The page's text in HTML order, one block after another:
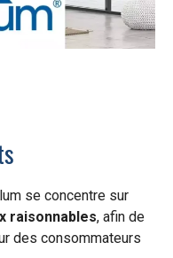
se concentre sur
raisonnables, afin de
des consommateurs